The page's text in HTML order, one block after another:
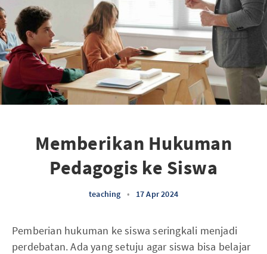
Memberikan Hukuman
Pedagogis ke Siswa
teaching • 17 Apr 2024
Pemberian hukuman ke siswa seringkali menjadi
perdebatan. Ada yang setuju agar siswa bisa belajar